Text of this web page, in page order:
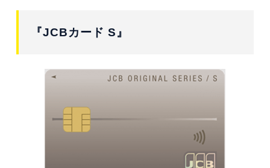
『JCBカード S』